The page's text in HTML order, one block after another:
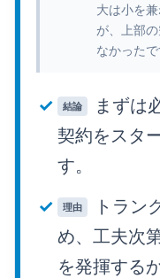
大は小を
が、上部
なかったで
結論
まずは
契約をスタ
す。
理由
トラン
め、工夫次
を発揮する